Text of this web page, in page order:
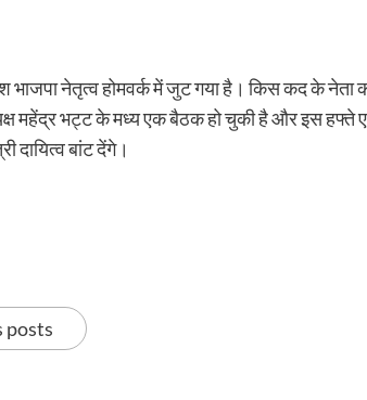
भाजपा नेतृत्व होमवर्क में जुट गया है। किस कद के नेता
महेंद्र भट्ट के मध्य एक बैठक हो चुकी है और इस हफ्ते
दायित्व बांट देंगे।
posts